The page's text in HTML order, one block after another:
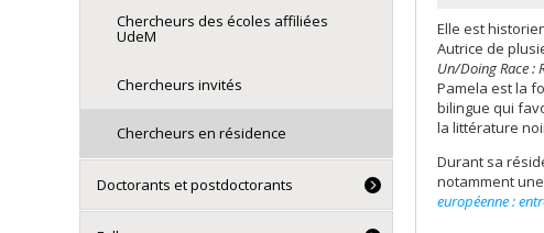
Elle est
Autrice de
Un/Doing Race :
Pamela est la
bilingue qui
la littérature
Durant sa
notamment
européenne :
Chercheurs des écoles affiliées
UdeM
Chercheurs invités
Chercheurs en résidence
Doctorants et postdoctorants